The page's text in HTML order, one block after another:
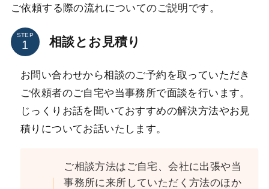
ご依頼する際の流れについてのご説明です。
STEP 相談とお見積り
お問い合わせから相談のご予約を取っていただき
ご依頼者のご自宅や当事務所で面談を行います。
じっくりお話を聞いておすすめの解決方法やお見
積りについてお話いたします。
ご相談方法はご自宅、会社に出張や当
事務所に来所していただく方法のほか